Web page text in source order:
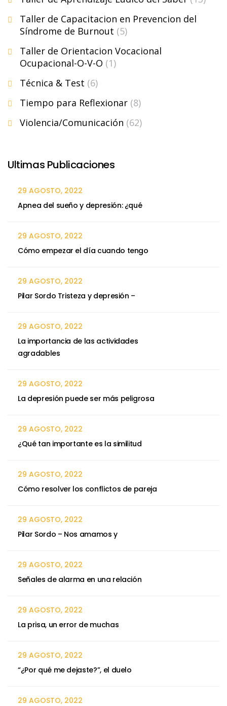
Taller de Capacitacion en Prevencion del
Síndrome de Burnout (5)
Taller de Orientacion Vocacional
Ocupacional-O-V-O (1)
Técnica & Test (6)
Tiempo para Reflexionar (8)
Violencia/Comunicación (62)
Ultimas Publicaciones
29 AGOSTO, 2022
Apnea del sueño y depresión: ¿qué
29 AGOSTO, 2022
Cómo empezar el día cuando tengo
29 AGOSTO, 2022
Pilar Sordo Tristeza y depresión –
29 AGOSTO, 2022
La importancia de las actividades
agradables
29 AGOSTO, 2022
La depresión puede ser más peligrosa
29 AGOSTO, 2022
¿Qué tan importante es la similitud
29 AGOSTO, 2022
Cómo resolver los conflictos de pareja
29 AGOSTO, 2022
Pilar Sordo – Nos amamos y
29 AGOSTO, 2022
Señales de alarma en una relación
29 AGOSTO, 2022
La prisa, un error de muchas
29 AGOSTO, 2022
“¿Por qué me dejaste?”, el duelo
29 AGOSTO, 2022